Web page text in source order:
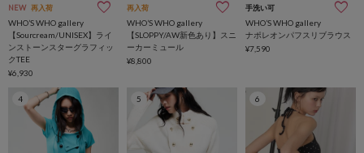
NEW 再入荷
WHO’S WHO gallery
【Sourcream/UNISEX】ライ
ンストーンスターグラフィッ
クTEE
¥6,930
再入荷
WHO’S WHO gallery
【SLOPPY/AW新色あり】スニ
ーカーミュール
¥8,800
手洗い可
WHO’S WHO gallery
ナポレオンパフスリブラウス
¥7,590
4 5 6